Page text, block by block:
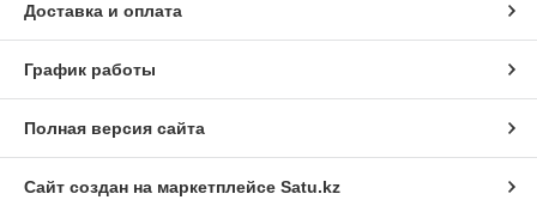
Доставка и оплата
График работы
Полная версия сайта
Сайт создан на маркетплейсе Satu.kz